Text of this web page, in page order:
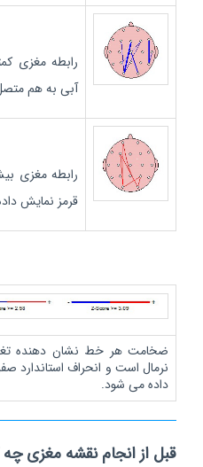
رابطه مغزی
آبی به هم
رابطه مغزی
قرمز نمایش
ضخامت هر خط نشان دهنده
نرمال است و انحراف
داده می شود.
قبل از انجام نقشه مغزی چه